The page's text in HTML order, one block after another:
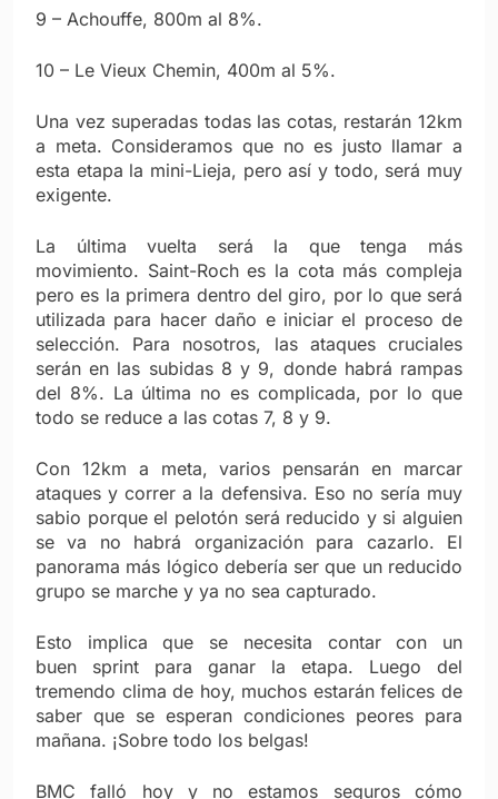
9 – Achouffe, 800m al 8%.
10 – Le Vieux Chemin, 400m al 5%.
Una vez superadas todas las cotas, restarán 12km
a meta. Consideramos que no es justo llamar a
esta etapa la mini-Lieja, pero así y todo, será muy
exigente.
La última vuelta será la que tenga más
movimiento. Saint-Roch es la cota más compleja
pero es la primera dentro del giro, por lo que será
utilizada para hacer daño e iniciar el proceso de
selección. Para nosotros, las ataques cruciales
serán en las subidas 8 y 9, donde habrá rampas
del 8%. La última no es complicada, por lo que
todo se reduce a las cotas 7, 8 y 9.
Con 12km a meta, varios pensarán en marcar
ataques y correr a la defensiva. Eso no sería muy
sabio porque el pelotón será reducido y si alguien
se va no habrá organización para cazarlo. El
panorama más lógico debería ser que un reducido
grupo se marche y ya no sea capturado.
Esto implica que se necesita contar con un
buen sprint para ganar la etapa. Luego del
tremendo clima de hoy, muchos estarán felices de
saber que se esperan condiciones peores para
mañana. ¡Sobre todo los belgas!
BMC falló hoy y no estamos seguros cómo